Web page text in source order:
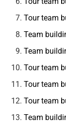
Tour team
Team
Team
Tour team
Tour team
Tour team
Team